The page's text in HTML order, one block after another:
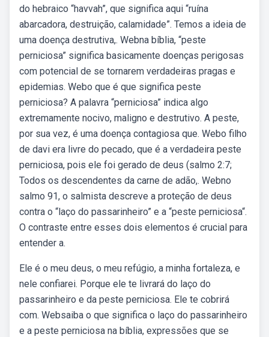
do hebraico “havvah”, que significa aqui “ruína
abarcadora, destruição, calamidade”. Temos a ideia de
uma doença destrutiva,. Webna bíblia, “peste
perniciosa” significa basicamente doenças perigosas
com potencial de se tornarem verdadeiras pragas e
epidemias. Webo que é que significa peste
perniciosa? A palavra “perniciosa” indica algo
extremamente nocivo, maligno e destrutivo. A peste,
por sua vez, é uma doença contagiosa que. Webo filho
de davi era livre do pecado, que é a verdadeira peste
perniciosa, pois ele foi gerado de deus (salmo 2:7;
Todos os descendentes da carne de adão,. Webno
salmo 91, o salmista descreve a proteção de deus
contra o “laço do passarinheiro” e a “peste perniciosa“.
O contraste entre esses dois elementos é crucial para
entender a.
Ele é o meu deus, o meu refúgio, a minha fortaleza, e
nele confiarei. Porque ele te livrará do laço do
passarinheiro e da peste perniciosa. Ele te cobrirá
com. Websaiba o que significa o laço do passarinheiro
e a peste perniciosa na bíblia, expressões que se